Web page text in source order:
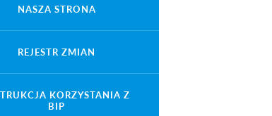
NASZA STRONA
REJESTR ZMIAN
KORZYSTANIA Z
BIP